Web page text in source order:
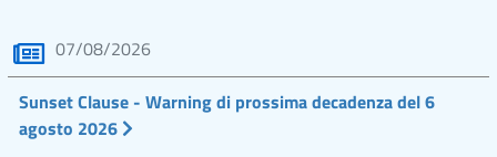
07/08/2026
Sunset Clause - Warning di prossima decadenza del 6
agosto 2026